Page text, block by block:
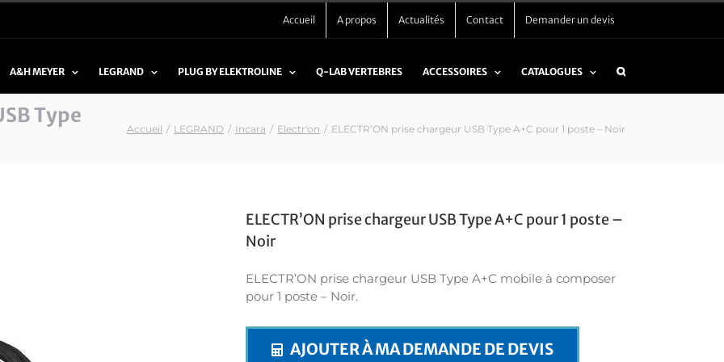
Accueil A propos Actualités Contact Demander un devis
A&H MEYER LEGRAND PLUG BY ELEKTROLINE Q-LAB VERTEBRES ACCESSOIRES CATALOGUES
Type
Accueil / LEGRAND / Incara / Electr'on / ELECTR’ON prise chargeur USB Type A+C pour 1 poste – Noir
ELECTR’ON prise chargeur USB Type A+C pour 1 poste –
Noir
ELECTR’ON prise chargeur USB Type A+C mobile à composer
pour 1 poste – Noir.
AJOUTER À MA DEMANDE DE DEVIS